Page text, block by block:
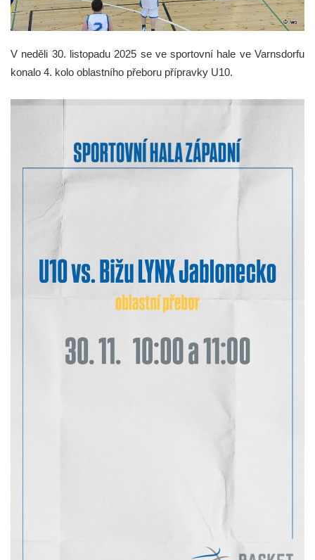
V neděli 30. listopadu 2025 se ve sportovní hale ve Varnsdorfu
konalo 4. kolo oblastního přeboru přípravky U10.